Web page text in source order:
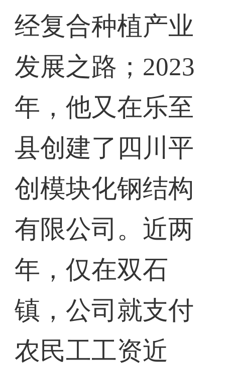
经复合种植产业
发展之路；2023
年，他又在乐至
县创建了四川平
创模块化钢结构
有限公司。近两
年，仅在双石
镇，公司就支付
农民工工资近